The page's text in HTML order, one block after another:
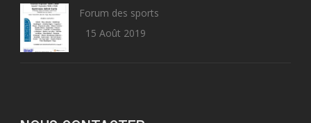
Forum des sports
15 Août 2019